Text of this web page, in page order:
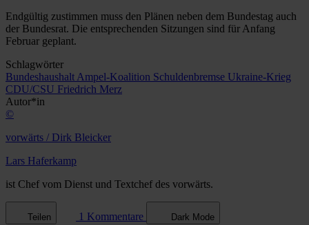
Endgültig zustimmen muss den Plänen neben dem Bundestag auch
der Bundesrat. Die entsprechenden Sitzungen sind für Anfang
Februar geplant.
Schlagwörter
Bundeshaushalt Ampel-Koalition Schuldenbremse Ukraine-Krieg
CDU/CSU Friedrich Merz
Autor*in
©
vorwärts / Dirk Bleicker
Lars Haferkamp
ist Chef vom Dienst und Textchef des vorwärts.
Teilen 1 Kommentare Dark Mode